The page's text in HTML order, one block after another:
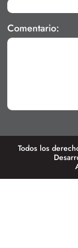
Comentario:
Todos los